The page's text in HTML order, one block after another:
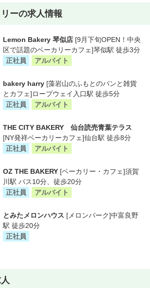
ーの求人情報
Lemon Bakery 琴似店 [9月下旬OPEN！中央
区で話題のベーカリーカフェ]琴似駅 徒歩3分
正社員
アルバイト
bakery harry [藻岩山のふもとのパンと雑貨
とカフェ]ロープウェイ入口駅 徒歩5分
正社員
アルバイト
THE CITY BAKERY 仙台読売⻘葉テラス
[NY発祥ベーカリーカフェ]仙台駅 徒歩8分
正社員
アルバイト
OZ THE BAKERY [ベーカリー・カフェ]須賀
川駅 バス10分、徒歩20分
正社員
アルバイト
とみたメロンハウス [メロンパーク]中富良野
駅 徒歩20分
正社員